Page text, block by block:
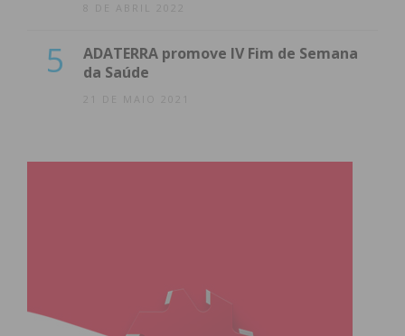
8 DE ABRIL 2022
5
ADATERRA promove IV Fim de Semana
da Saúde
21 DE MAIO 2021